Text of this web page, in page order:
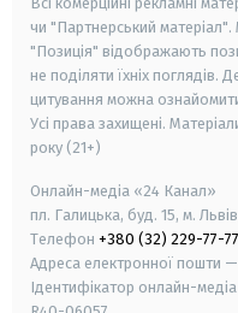
чи "Партнерський
"Позиція" відображають
не поділяти їхніх
цитування можна
Усі права захищені.
року (21+)
Онлайн-медіа «24 Канал»
пл. Галицька, буд. 15, м.
Телефон +380 (32) 229-77-77
Адреса електронної пошти —
Ідентифікатор онлайн-